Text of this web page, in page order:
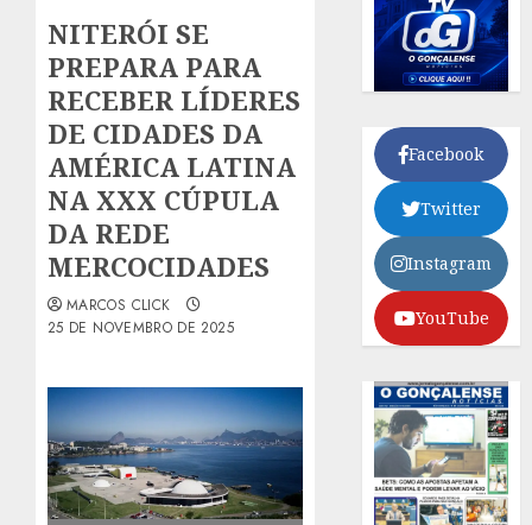
NITERÓI SE
PREPARA PARA
RECEBER LÍDERES
DE CIDADES DA
AMÉRICA LATINA
NA XXX CÚPULA
DA REDE
MERCOCIDADES
MARCOS CLICK
25 DE NOVEMBRO DE 2025
Facebook
Twitter
Instagram
YouTube